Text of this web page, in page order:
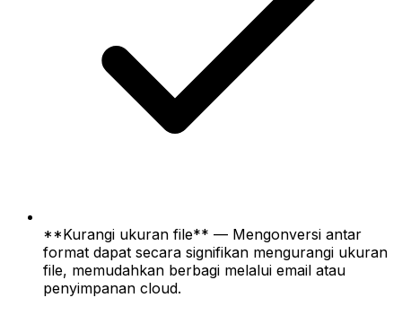
**Kurangi ukuran file** — Mengonversi antar
format dapat secara signifikan mengurangi ukuran
file, memudahkan berbagi melalui email atau
penyimpanan cloud.